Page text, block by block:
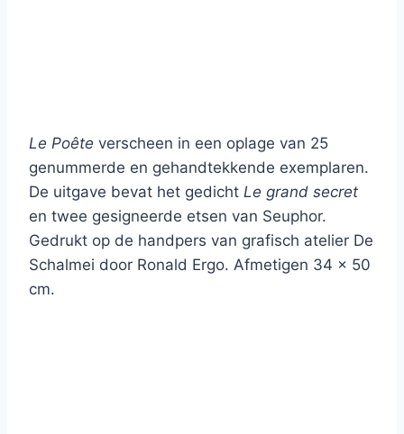
Le Poête verscheen in een oplage van 25
genummerde en gehandtekkende exemplaren.
De uitgave bevat het gedicht Le grand secret
en twee gesigneerde etsen van Seuphor.
Gedrukt op de handpers van grafisch atelier De
Schalmei door Ronald Ergo. Afmetigen 34 x 50
cm.